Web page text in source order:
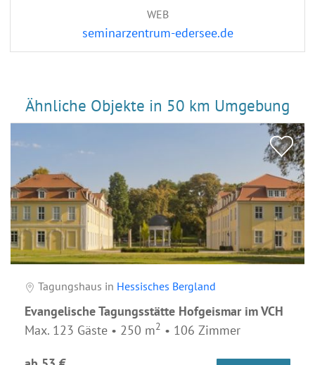
WEB
seminarzentrum-edersee.de
Ähnliche Objekte in 50 km Umgebung
Tagungshaus in Hessisches Bergland
Evangelische Tagungsstätte Hofgeismar im VCH
Max. 123 Gäste • 250 m2 • 106 Zimmer